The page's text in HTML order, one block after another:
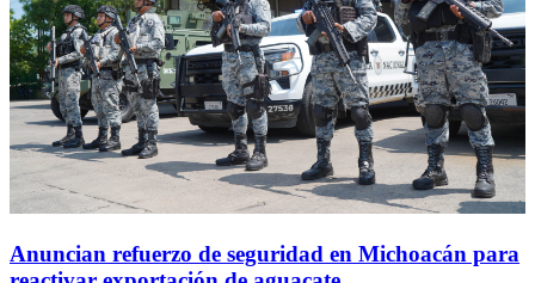
Anuncian refuerzo de seguridad en Michoacán para